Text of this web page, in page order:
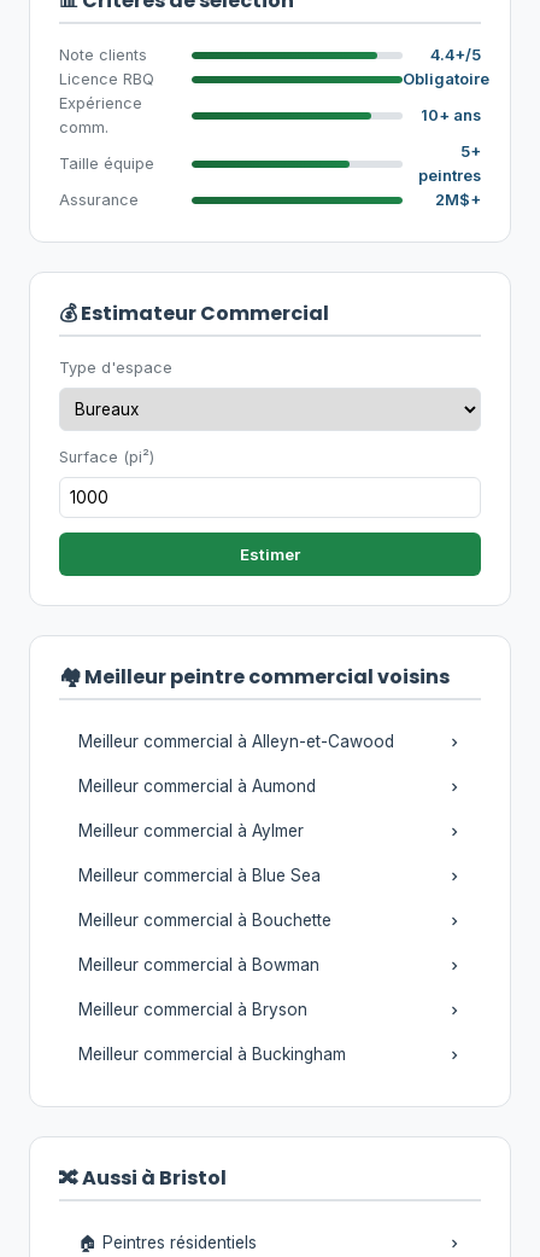
Note clients
4.4+/5
Licence RBQ
Obligatoire
Expérience
comm.
10+ ans
Taille équipe
5+
peintres
Assurance
2M$+
💰 Estimateur Commercial
Type d'espace
Surface (pi²)
Estimer
🏘️ Meilleur peintre commercial voisins
Meilleur commercial à Alleyn-et-Cawood
Meilleur commercial à Aumond
Meilleur commercial à Aylmer
Meilleur commercial à Blue Sea
Meilleur commercial à Bouchette
Meilleur commercial à Bowman
Meilleur commercial à Bryson
Meilleur commercial à Buckingham
🔀 Aussi à Bristol
🏠 Peintres résidentiels